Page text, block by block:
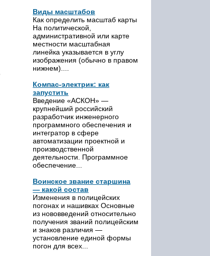
Виды масштабов
Как определить масштаб карты
На политической,
административной или карте
местности масштабная
линейка указывается в углу
изображения (обычно в правом
нижнем)....
Компас-электрик: как
запустить
Введение «АСКОН» —
крупнейший российский
разработчик инженерного
программного обеспечения и
интегратор в сфере
автоматизации проектной и
производственной
деятельности. Программное
обеспечение...
Воинское звание старшина
— какой состав
Изменения в полицейских
погонах и нашивках Основные
из нововведений относительно
получения званий полицейским
и знаков различия —
установление единой формы
погон для всех...